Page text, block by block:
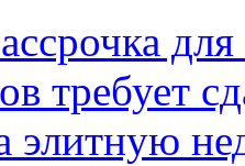
требует
элитную